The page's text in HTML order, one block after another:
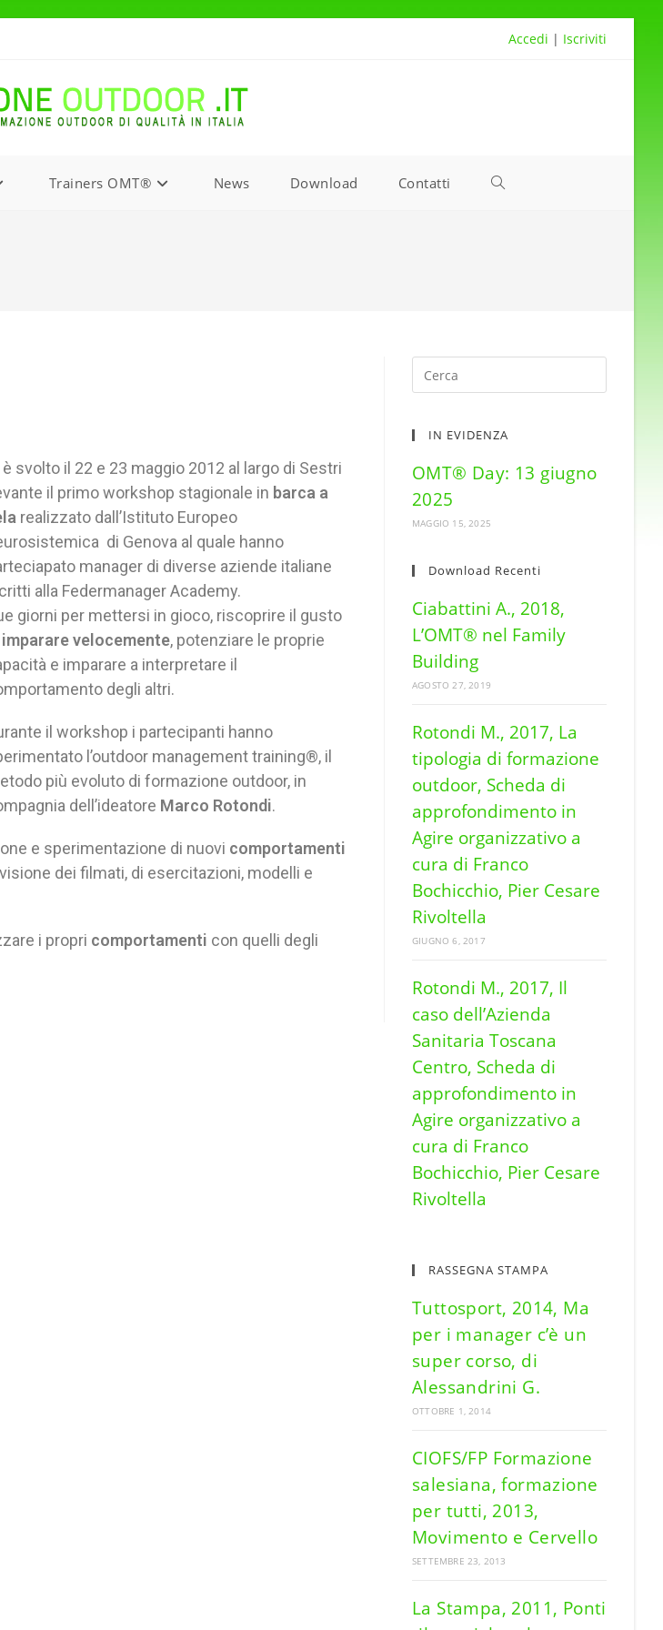
Accedi | Iscriviti
Trainers OMT® News Download Contatti
è svolto il 22 e 23 maggio 2012 al largo di Sestri
il primo workshop stagionale in barca a
realizzato dall’Istituto Europeo
di Genova al quale hanno
manager di diverse aziende italiane
alla Federmanager Academy.
giorni per mettersi in gioco, riscoprire il gusto
impararevelocemente, potenziare le proprie
e imparare a interpretare il
degli altri.
il workshop i partecipanti hanno
l’outdoor management training®, il
più evoluto di formazione outdoor, in
dell’ideatore Marco Rotondi.
e sperimentazione di nuovi comportamenti
dei filmati, di esercitazioni, modelli e
i propri comportamenti con quelli degli
IN EVIDENZA
OMT® Day: 13 giugno
2025
MAGGIO 15, 2025
Download Recenti
Ciabattini A., 2018,
L’OMT® nel Family
Building
AGOSTO 27, 2019
Rotondi M., 2017, La
tipologia di formazione
outdoor, Scheda di
approfondimento in
Agire organizzativo a
cura di Franco
Bochicchio, Pier Cesare
Rivoltella
GIUGNO 6, 2017
Rotondi M., 2017, Il
caso dell’Azienda
Sanitaria Toscana
Centro, Scheda di
approfondimento in
Agire organizzativo a
cura di Franco
Bochicchio, Pier Cesare
Rivoltella
RASSEGNA STAMPA
Tuttosport, 2014, Ma
per i manager c’è un
super corso, di
Alessandrini G.
OTTOBRE 1, 2014
CIOFS/FP Formazione
salesiana, formazione
per tutti, 2013,
Movimento e Cervello
SETTEMBRE 23, 2013
La Stampa, 2011, Ponti